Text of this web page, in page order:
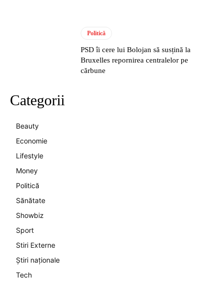
Politică
PSD îi cere lui Bolojan să susțină la
Bruxelles repornirea centralelor pe
cărbune
Categorii
Beauty
Economie
Lifestyle
Money
Politică
Sănătate
Showbiz
Sport
Stiri Externe
Știri naționale
Tech